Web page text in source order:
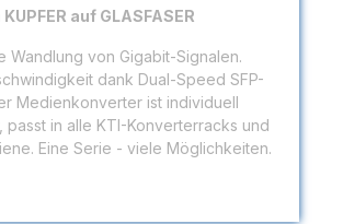
KUPFER auf GLASFASER
Wandlung von Gigabit-Signalen.
dank Dual-Speed SFP-
Medienkonverter ist individuell
passt in alle KTI-Konverterracks und
Eine Serie - viele Möglichkeiten.